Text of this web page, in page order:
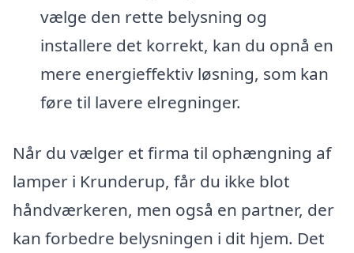
vælge den rette belysning og
installere det korrekt, kan du opnå en
mere energieffektiv løsning, som kan
føre til lavere elregninger.
Når du vælger et firma til ophængning af
lamper i Krunderup, får du ikke blot
håndværkeren, men også en partner, der
kan forbedre belysningen i dit hjem. Det